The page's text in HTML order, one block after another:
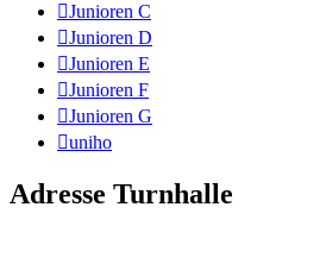
Junioren C
Junioren D
Junioren E
Junioren F
Junioren G
uniho
Adresse Turnhalle